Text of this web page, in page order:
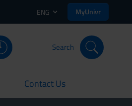
ENG MyUnivr
Search
Contact Us
current